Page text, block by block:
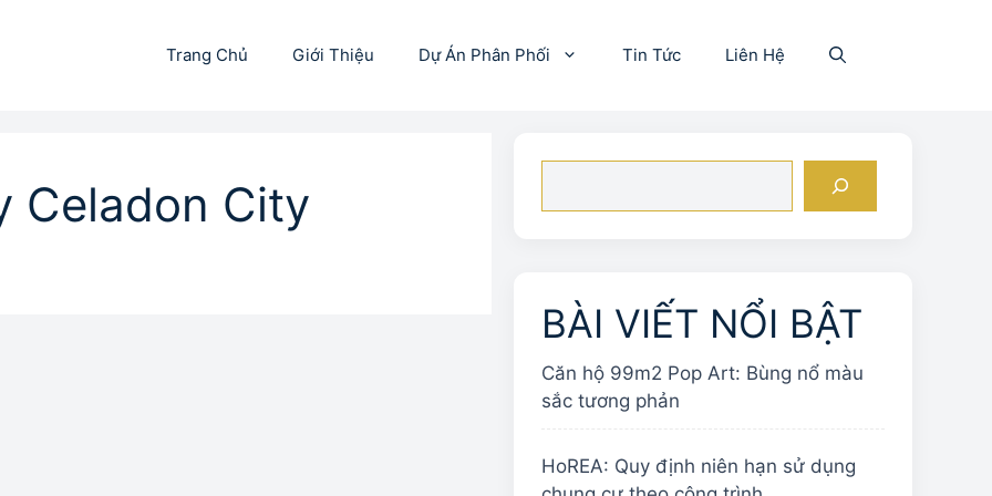
Trang Chủ Giới Thiệu Dự Án Phân Phối Tin Tức Liên Hệ
Celadon City
BÀI VIẾT NỔI BẬT
Căn hộ 99m2 Pop Art: Bùng nổ màu
sắc tương phản
HoREA: Quy định niên hạn sử dụng